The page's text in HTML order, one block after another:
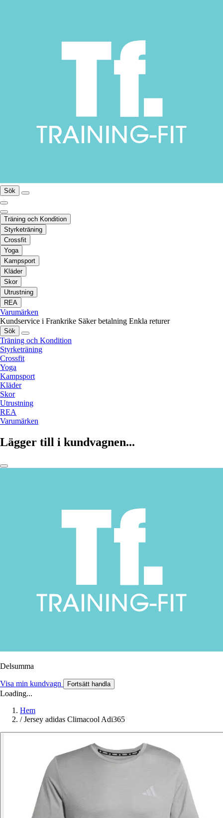
Sök
Träning och Kondition
Styrketräning
Crossfit
Yoga
Kampsport
Kläder
Skor
Utrustning
REA
Varumärken
Kundservice i Frankrike Säker betalning Enkla returer
Sök
Träning och Kondition
Styrketräning
Crossfit
Yoga
Kampsport
Kläder
Skor
Utrustning
REA
Varumärken
Lägger till i kundvagnen...
Delsumma
Visa min kundvagn Fortsätt handla
Loading...
Hem
/ Jersey adidas Climacool Adi365